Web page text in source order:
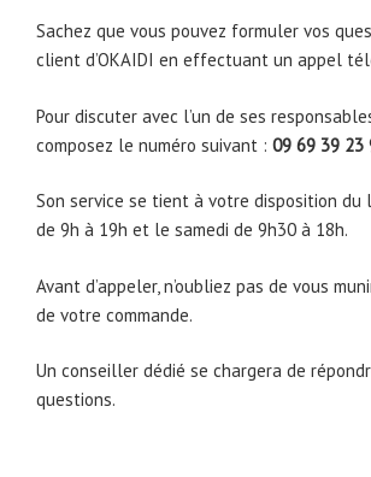
Sachez que vous pouvez formuler vos
client d’OKAIDI en effectuant un appel
Pour discuter avec l’un de ses
composez le numéro suivant : 09 69 39 23
Son service se tient à votre disposition du
de 9h à 19h et le samedi de 9h30 à 18h.
Avant d’appeler, n’oubliez pas de vous
de votre commande.
Un conseiller dédié se chargera de
questions.